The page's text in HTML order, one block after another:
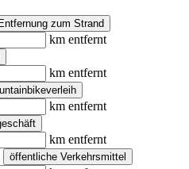
Entfernung zum Strand
km entfernt
km entfernt
km entfernt
km entfernt
öffentliche Verkehrsmittel